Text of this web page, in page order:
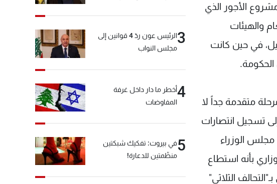
الأجور الذي
والهيئات
في حين كانت
متقدمة جداً لا
تسجيل انتصارات
الوزراء
بأنه استطاع
الثلاثي"
3
الرئيس عون ردّ 4 قوانين إلى
مجلس النواب
4أخطر ما دار داخل غرفة
المفاوضات
5في بيروت: تفكيك شبكتين
منظّمتين للدعارة!